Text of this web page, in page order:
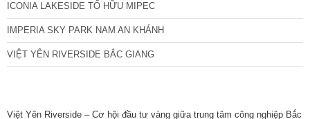
ICONIA LAKESIDE TỐ HỮU MIPEC
IMPERIA SKY PARK NAM AN KHÁNH
VIỆT YÊN RIVERSIDE BẮC GIANG
Việt Yên Riverside – Cơ hội đầu tư vàng giữa trung tâm công nghiệp Bắc